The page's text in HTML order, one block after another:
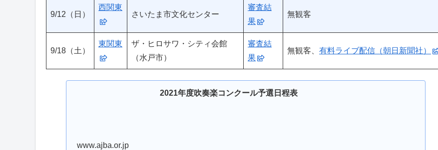
9/12（日）
西関東
さいたま市文化センター
審査結
果
無観客
9/18（土）
東関東
ザ・ヒロサワ・シティ会館
（水戸市）
審査結
果
無観客、 有料ライブ配信（朝日新聞社）
2021年度吹奏楽コンクール予選日程表
www.ajba.or.jp